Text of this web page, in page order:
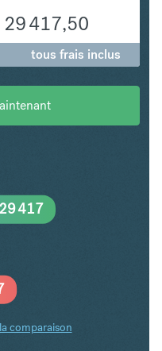
29 417,50
tous frais inclus
417
comparaison